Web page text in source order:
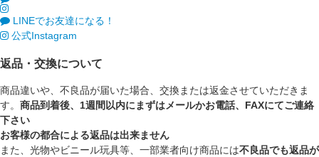
LINEでお友達になる！
公式Instagram
返品・交換について
商品違いや、不良品が届いた場合、交換または返金させていただきま
す。 商品到着後、1週間以内にまずはメールかお電話、FAXにてご連絡
下さい
お客様の都合による返品は出来ません
また、光物やビニール玩具等、一部業者向け商品には不良品でも返品が